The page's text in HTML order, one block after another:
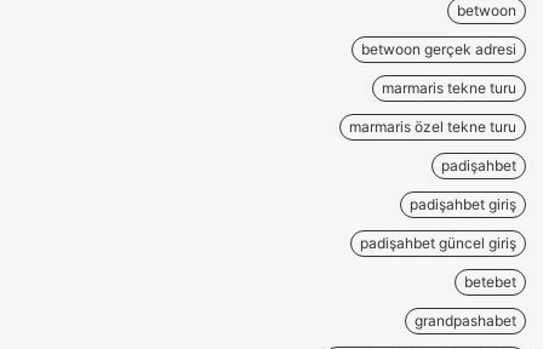
betwoon
betwoon gerçek adresi
marmaris tekne turu
marmaris özel tekne turu
padişahbet
padişahbet giriş
padişahbet güncel giriş
betebet
grandpashabet